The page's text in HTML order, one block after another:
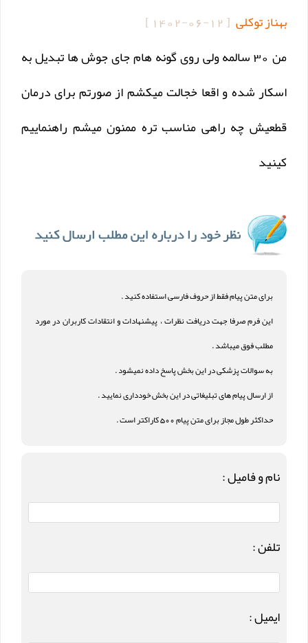
بهناز توکلی [
1402-06-12
]
من 30 سالمه ولی روی گونه هام جای جوش ها تبدیل به
اسکار شده و اقعا خجالت میکشم از صورتم برای درمان
قطعیش چه راهی مناسب تره ممنون میشم راهنماییم
کینید
برای متن پیام فقط از حروف فارسی استفاده کنید .
این فرم صرفا جهت دریافت نظرات ، پیشنهادات و انتقادات کاربران در مورد
مطلب فوق میباشد .
به سوالات پزشکی در این بخش پاسخ داده نمیشود .
از ارسال پیام های تبلیغاتی در این بخش خودداری نمایید .
حداکثر طول مجاز برای متن پیام 500 کاراکتر است .
نام و فامیل :
تلفن :
ایمیل :